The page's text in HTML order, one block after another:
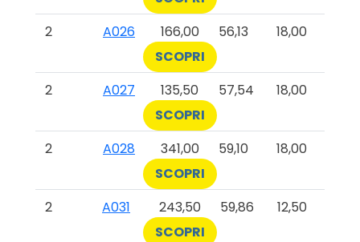
2
A026 166,00 56,13
18,00
SCOPRI
2
A027 135,50 57,54
18,00
SCOPRI
2
A028 341,00 59,10
18,00
SCOPRI
2
A031 243,50 59,86
12,50
SCOPRI